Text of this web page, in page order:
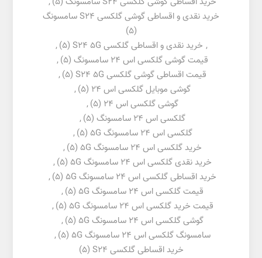
خرید نقدی و اقساطی گوشی گلکسی S24 سامسونگ
(5)
, خرید نقدی و اقساطی گلکسی S24 5G (5)
,
قیمت گوشی گلکسی اس 24 سامسونگ
(5)
,
قیمت اقساطی گوشی گلکسی S24 5G
(5)
,
گوشی موبایل گلکسی اس 24
(5)
,
گوشی گلکسی اس 24
(5)
,
گلکسی اس 24 سامسونگ
(5)
,
گلکسی اس 24 سامسونگ 5G
(5)
,
خرید گلکسی اس 24 سامسونگ 5G
(5)
,
خرید نقدی گلکسی اس 24 سامسونگ 5G
(5)
,
خرید اقساطی گلکسی اس 24 سامسونگ 5G
(5)
,
قیمت گلکسی اس 24 سامسونگ 5G
(5)
,
قیمت خرید گلکسی اس 24 سامسونگ 5G
(5)
,
گوشی گلکسی اس 24 سامسونگ 5G
(5)
,
سامسونگ گلکسی اس 24 سامسونگ 5G
(5)
,
خرید اقساطی گلکسی S24
(5)